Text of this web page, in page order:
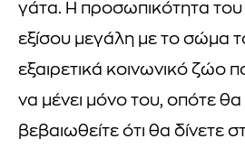
γάτα. Η προσωπικότητα του
εξίσου μεγάλη με το σώμα
εξαιρετικά κοινωνικό ζώο
να μένει μόνο του, οπότε θα
βεβαιωθείτε ότι θα δίνετε